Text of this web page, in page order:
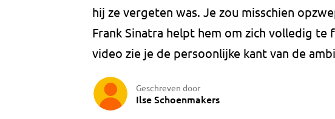
hij ze vergeten was. Je zou misschien
Frank Sinatra helpt hem om zich volledig te
video zie je de persoonlijke kant van de
Geschreven door
Ilse Schoenmakers